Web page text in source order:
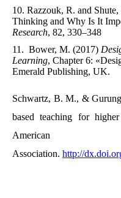
Razzouk, R. and
Thinking and Why Is It
Research, 82, 330–348
Bower, M. (2017)
Learning, Chapter 6:
Emerald Publishing, UK.
Schwartz, B. M., &
based teaching for
American
Association. http://